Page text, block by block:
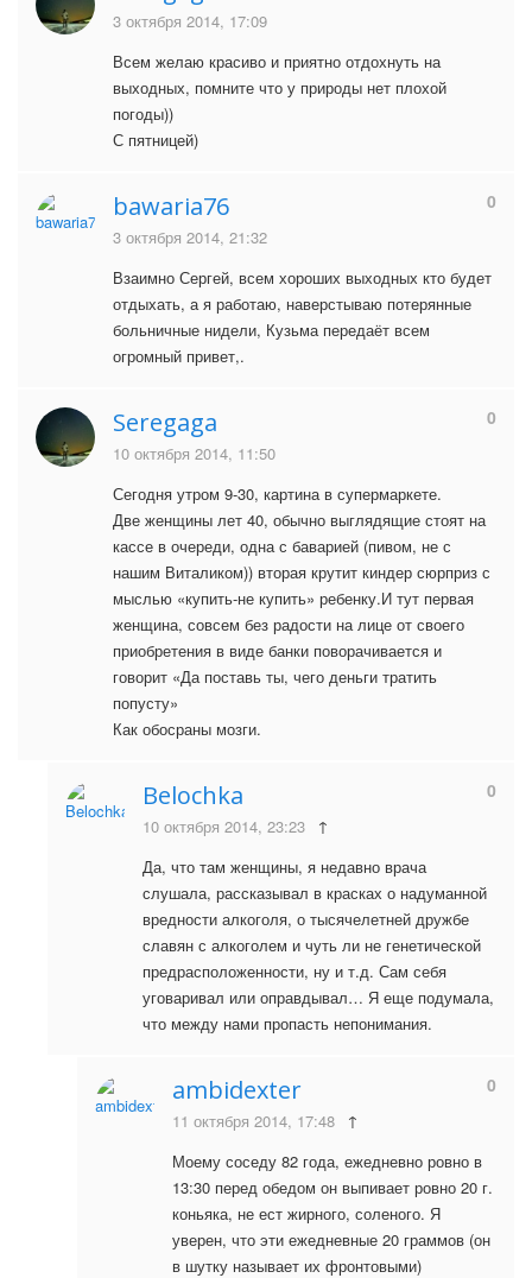
3 октября 2014, 17:09
Всем желаю красиво и приятно отдохнуть на
выходных, помните что у природы нет плохой
погоды))
С пятницей)
bawaria76
3 октября 2014, 21:32
0
Взаимно Сергей, всем хороших выходных кто будет
отдыхать, а я работаю, наверстываю потерянные
больничные нидели, Кузьма передаёт всем
огромный привет,.
Seregaga
10 октября 2014, 11:50
0
Сегодня утром 9-30, картина в супермаркете.
Две женщины лет 40, обычно выглядящие стоят на
кассе в очереди, одна с баварией (пивом, не с
нашим Виталиком)) вторая крутит киндер сюрприз с
мыслью «купить-не купить» ребенку.И тут первая
женщина, совсем без радости на лице от своего
приобретения в виде банки поворачивается и
говорит «Да поставь ты, чего деньги тратить
попусту»
Как обосраны мозги.
Belochka
10 октября 2014, 23:23 ↑
0
Да, что там женщины, я недавно врача
слушала, рассказывал в красках о надуманной
вредности алкоголя, о тысячелетней дружбе
славян с алкоголем и чуть ли не генетической
предрасположенности, ну и т.д. Сам себя
уговаривал или оправдывал… Я еще подумала,
что между нами пропасть непонимания.
ambidexter
11 октября 2014, 17:48 ↑
0
Моему соседу 82 года, ежедневно ровно в
13:30 перед обедом он выпивает ровно 20 г.
коньяка, не ест жирного, соленого. Я
уверен, что эти ежедневные 20 граммов (он
в шутку называет их фронтовыми)